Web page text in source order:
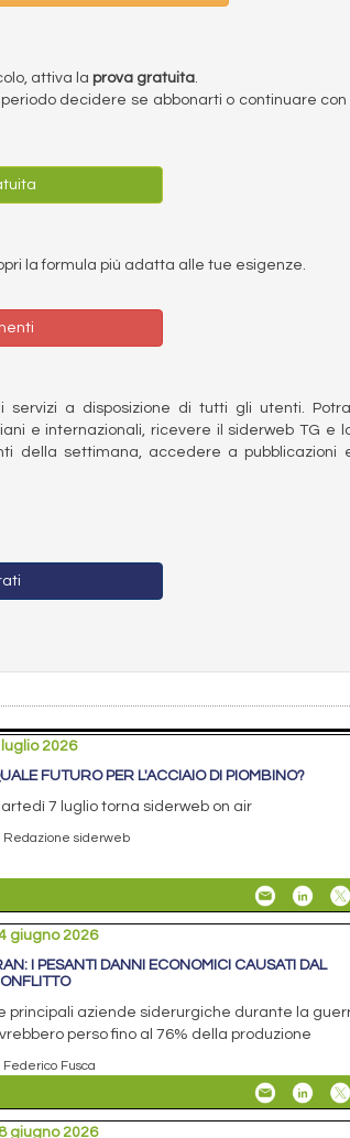
attiva la prova gratuita.
decidere se abbonarti o continuare con
la formula più adatta alle tue esigenze.
a disposizione di tutti gli utenti.
e internazionali, ricevere il siderweb TG e
della settimana, accedere a pubblicazioni
luglio 2026
FUTURO PER L'ACCIAIO DI PIOMBINO?
7 luglio torna siderweb on air
Redazione siderweb
giugno 2026
I PESANTI DANNI ECONOMICI CAUSATI DAL
principali aziende siderurgiche durante la
perso fino al 76% della produzione
Federico Fusca
giugno 2026